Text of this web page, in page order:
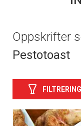
Oppskrifter
Pestotoast
FILTRERING